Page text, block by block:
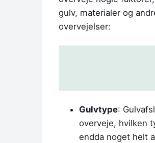
gulv, materialer og
overvejelser:
Gulvtype:
overveje, hvilken
endda noget helt